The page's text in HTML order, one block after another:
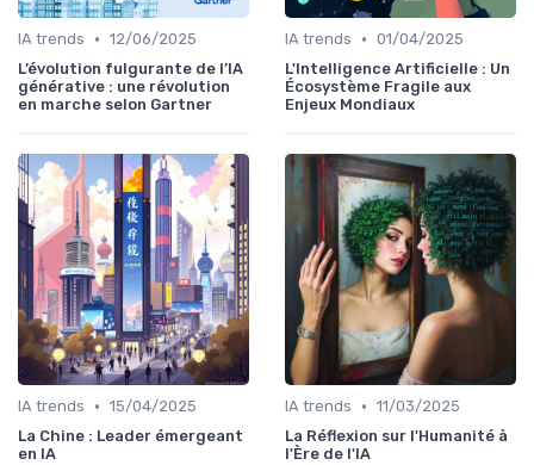
IA trends • 12/06/2025
L’évolution fulgurante de l’IA
générative : une révolution
en marche selon Gartner
IA trends • 01/04/2025
L'Intelligence Artificielle : Un
Écosystème Fragile aux
Enjeux Mondiaux
IA trends • 15/04/2025
La Chine : Leader émergeant
en IA
IA trends • 11/03/2025
La Réflexion sur l'Humanité à
l'Ère de l'IA